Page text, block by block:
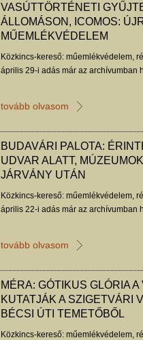
VASÚTTÖRTÉNETI
ÁLLOMÁSON, ICOMOS:
MŰEMLÉKVÉDELEM
Közkincs-kereső: műemlékvédelem,
április 29-i adás már az archívumban
tovább olvasom
BUDAVÁRI PALOTA:
UDVAR ALATT,
JÁRVÁNY UTÁN
Közkincs-kereső: műemlékvédelem,
április 22-i adás már az archívumban
tovább olvasom
MÉRA: GÓTIKUS GLÓRIA A
KUTATJÁK A SZIGETVÁRI
BÉCSI ÚTI TEMETŐBŐL
Közkincs-kereső: műemlékvédelem,